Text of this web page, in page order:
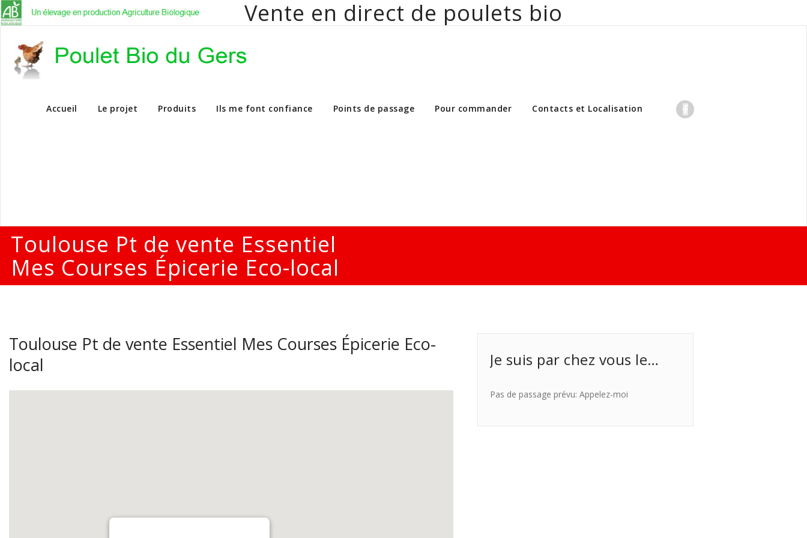
Vente en direct de poulets bio
Vente en direct de poulets bio aux particuliers et professionnels
Accueil Le projet Produits Ils me font confiance Points de passage Pour commander Contacts et Localisation
Toulouse Pt de vente Essentiel
Mes Courses Épicerie Eco-local
Toulouse Pt de vente Essentiel Mes Courses Épicerie Eco-
local
Je suis par chez vous le…
Pas de passage prévu: Appelez-moi